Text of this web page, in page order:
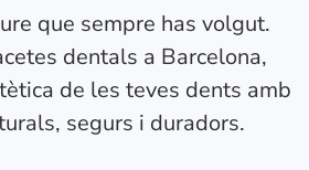
que sempre has volgut.
dentals a Barcelona,
de les teves dents amb
segurs i duradors.